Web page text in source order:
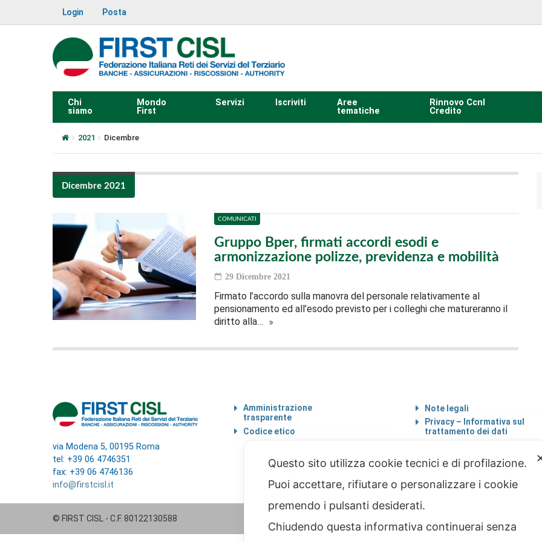
Login Posta
Chi
siamo
Mondo
First
Servizi Iscriviti
Aree
tematiche
Rinnovo Ccnl
Credito
2021 Dicembre
Dicembre 2021
COMUNICATI
Gruppo Bper, firmati accordi esodi e
armonizzazione polizze, previdenza e mobilità
29 Dicembre 2021
Firmato l’accordo sulla manovra del personale relativamente al
pensionamento ed all’esodo previsto per i colleghi che matureranno il
diritto alla…
via Modena 5, 00195 Roma
tel: +39 06 4746351
fax: +39 06 4746136
info@firstcisl.it
Amministrazione
trasparente
Codice etico
Note legali
Privacy – Informativa sul
trattamento dei dati
Credits
© FIRST CISL - C.F. 80122130588
Questo sito utilizza cookie tecnici e di profilazione.
Puoi accettare, rifiutare o personalizzare i cookie
premendo i pulsanti desiderati.
Chiudendo questa informativa continuerai senza